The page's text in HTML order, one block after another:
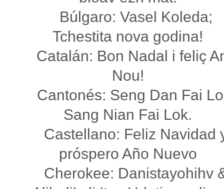
Búlgaro: Vasel Koleda;
Tchestita nova godina!
Catalán: Bon Nadal i feliç
Nou!
Cantonés: Seng Dan Fai
Sang Nian Fai Lok.
Castellano: Feliz Navidad
próspero Año Nuevo
Cherokee: Danistayohihv